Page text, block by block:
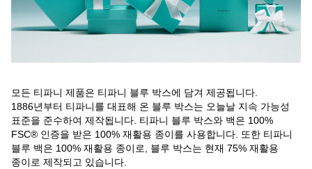
모든 티파니 제품은 티파니 블루 박스에 담겨 제공됩니다.
1886년부터 티파니를 대표해 온 블루 박스는 오늘날 지속 가능성
표준을 준수하여 제작됩니다. 티파니 블루 박스와 백은 100%
FSC® 인증을 받은 100% 재활용 종이를 사용합니다. 또한 티파니
블루 백은 100% 재활용 종이로, 블루 박스는 현재 75% 재활용
종이로 제작되고 있습니다.